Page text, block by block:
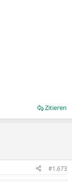
Zitieren
#1.673